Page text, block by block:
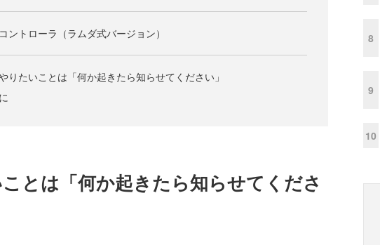
ントローラ（ラムダ式バージョン）
りたいことは「何か起きたら知らせてください」
とは「何か起きたら知らせてくださ
8
9
10